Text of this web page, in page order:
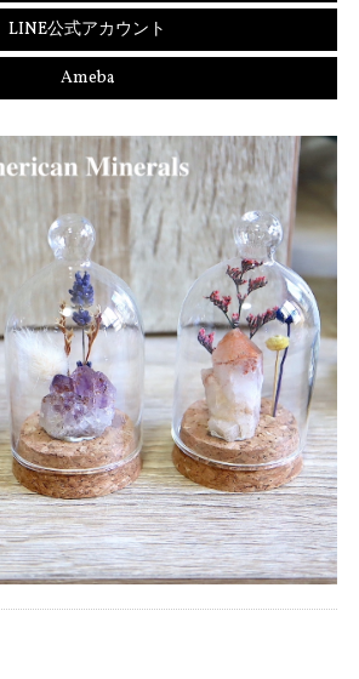
LINE公式アカウント
Ameba